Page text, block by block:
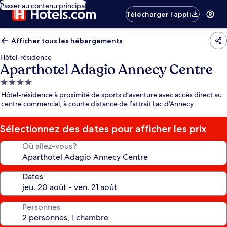
Passer au contenu principal
Télécharger l’appli
Afficher tous les hébergements
Hôtel-résidence
Aparthotel Adagio Annecy Centre
Hébergement
4.0 étoiles
Hôtel-résidence à proximité de sports d’aventure avec accès direct au
centre commercial, à courte distance de l’attrait Lac d'Annecy
Sélectionnez des dates pour afficher les prix
Où allez-vous?
Dates
Personnes